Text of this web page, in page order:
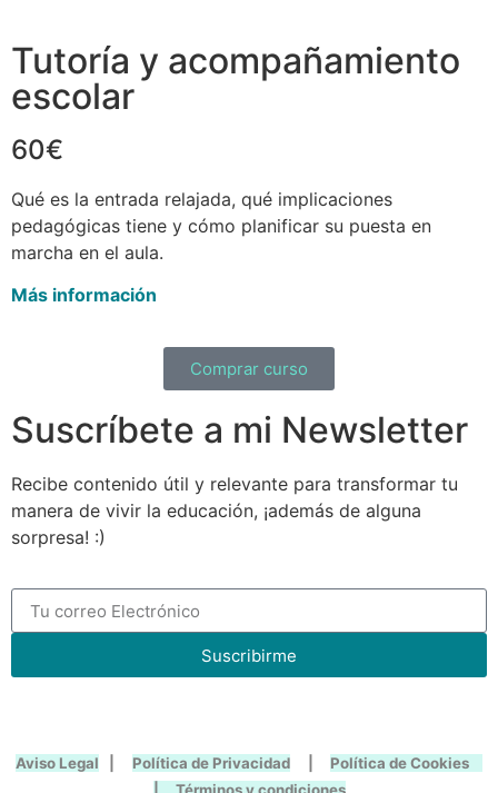
Tutoría y acompañamiento
escolar
60€
Qué es la entrada relajada, qué implicaciones
pedagógicas tiene y cómo planificar su puesta en
marcha en el aula.
Más información
Comprar curso
Suscríbete a mi Newsletter
Recibe contenido útil y relevante para transformar tu
manera de vivir la educación, ¡además de alguna
sorpresa! :)
Suscribirme
Aviso Legal Política de Privacidad
Política de Cookies